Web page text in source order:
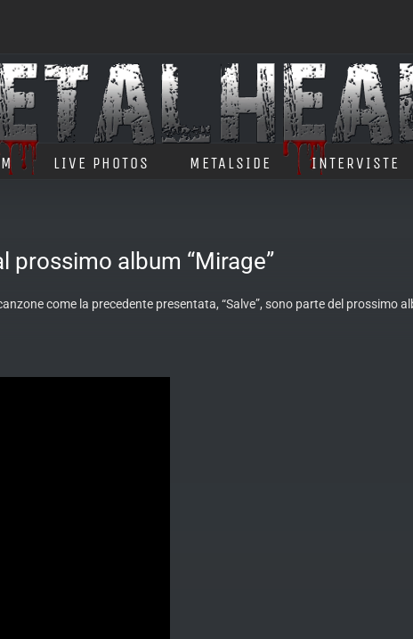
LIVE PHOTOS METALSIDE INTERVISTE
prossimo album “Mirage”
come la precedente presentata, “Salve”, sono parte del prossimo